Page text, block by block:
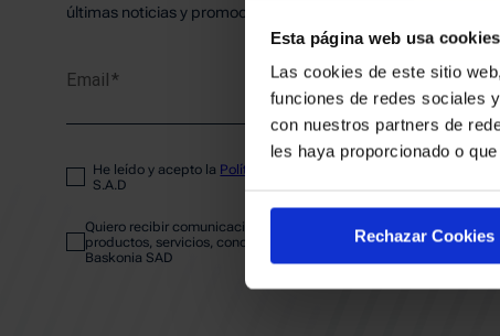
Esta página web usa cookies
Las cookies de este sitio
funciones de redes sociales
con nuestros partners de
les haya proporcionado o
Rechazar Cookies
últimas noticias y promociones del club.
Email
He leído y acepto la Política de privacidad
S.A.D
Quiero recibir comunicaciones electrónicas sobre las actividades,
productos, servicios, concursos, ofertas y/o promociones del SASKI
Baskonia SAD